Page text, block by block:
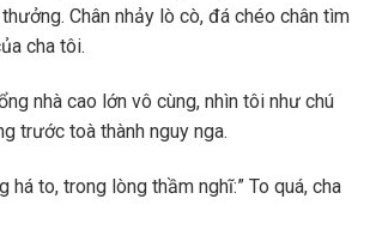
Chân nhảy lò cò, đá chéo chân tìm
cha tôi.
nhà cao lớn vô cùng, nhìn tôi như chú
trước toà thành nguy nga.
há to, trong lòng thầm nghĩ:” To quá, cha